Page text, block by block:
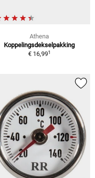
Athena
Koppelingsdekselpakking
€ 16,991